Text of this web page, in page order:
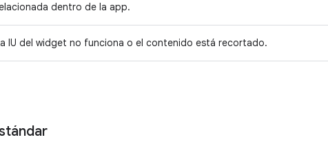
dentro de la app.
IU del widget no funciona o el contenido está recortado.